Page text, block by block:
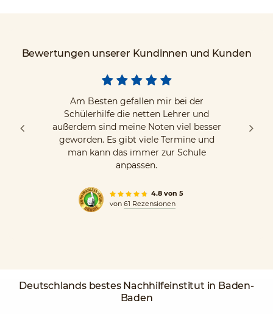
Bewertungen unserer Kundinnen und Kunden
Am Besten gefallen mir bei der
Schülerhilfe die netten Lehrer und
außerdem sind meine Noten viel besser
geworden. Es gibt viele Termine und
man kann das immer zur Schule
anpassen.
4.8 von 5
von 61 Rezensionen
Deutschlands bestes Nachhilfeinstitut in Baden-
Baden